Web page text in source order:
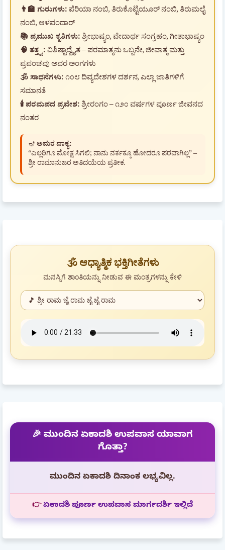
👨‍🏫 ಗುರುಗಳು:ಪೆರಿಯಾ ನಂಬಿ, ತಿರುಕೊಟ್ಟಿಯೂರ್ ನಂಬಿ, ತಿರುಮಲೈ
ನಂಬಿ, ಆಳವಂದಾರ್
📚 ಪ್ರಮುಖ ಕೃತಿಗಳು:ಶ್ರೀಭಾಷ್ಯಂ, ವೇದಾರ್ಥ ಸಂಗ್ರಹಂ, ಗೀತಾಭಾಷ್ಯಂ
🧠 ತತ್ತ್ವ:ವಿಶಿಷ್ಟಾದ್ವೈತ – ಪರಮಾತ್ಮನು ಒಬ್ಬನೇ, ಜೀವಾತ್ಮ ಮತ್ತು
ಪ್ರಪಂಚವು ಅವರ ಅಂಗಗಳು
🕉️ ಸಾಧನೆಗಳು:೧೦೮ ದಿವ್ಯದೇಶಗಳ ದರ್ಶನ, ಎಲ್ಲಾ ಜಾತಿಗಳಿಗೆ
ಸಮಾನತೆ
🕯️ ಪರಮಪದ ಪ್ರವೇಶ:ಶ್ರೀರಂಗಂ – ೧೨೦ ವರ್ಷಗಳ ಪೂರ್ಣ ಜೀವನದ
ನಂತರ
🪔ಅಮರ ವಾಕ್ಯ:
“ಎಲ್ಲರಿಗೂ ಮೋಕ್ಷ ಸಿಗಲಿ; ನಾನು ನರ್ಕಕ್ಕೂ ಹೋದರೂ ಪರವಾಗಿಲ್ಲ” –
ಶ್ರೀ ರಾಮಾನುಜರ ಅತಿದಯೆಯ ಪ್ರತೀಕ.
🕉️ ಆಧ್ಯಾತ್ಮಿಕ ಭಕ್ತಿಗೀತೆಗಳು
ಮನಸ್ಸಿಗೆ ಶಾಂತಿಯನ್ನು ನೀಡುವ ಈ ಮಂತ್ರಗಳನ್ನು ಕೇಳಿ
🎉 ಮುಂದಿನ ಏಕಾದಶಿ ಉಪವಾಸ ಯಾವಾಗ
ಗೊತ್ತಾ?
ಮುಂದಿನ ಏಕಾದಶಿ ದಿನಾಂಕ ಲಭ್ಯವಿಲ್ಲ.
👉ಏಕಾದಶಿ ಪೂರ್ಣ ಉಪವಾಸ ಮಾರ್ಗದರ್ಶಿ ಇಲ್ಲಿದೆ